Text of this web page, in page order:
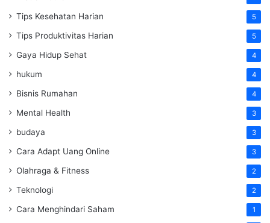
Tips Kesehatan Harian 5
Tips Produktivitas Harian 5
Gaya Hidup Sehat 4
hukum 4
Bisnis Rumahan 4
Mental Health 3
budaya 3
Cara Adapt Uang Online 3
Olahraga & Fitness 2
Teknologi 2
Cara Menghindari Saham 1